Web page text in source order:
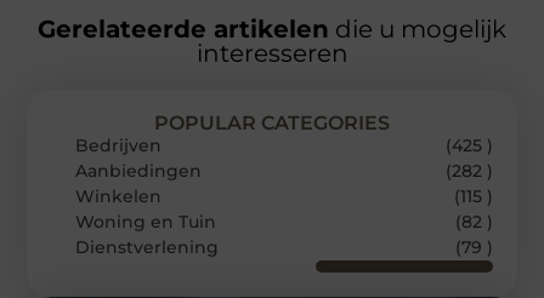
Gerelateerde artikelen die u mogelijk
interesseren
POPULAR CATEGORIES
Bedrijven
(425 )
Aanbiedingen
(282 )
Winkelen
(115 )
Woning en Tuin
(82 )
Dienstverlening
(79 )